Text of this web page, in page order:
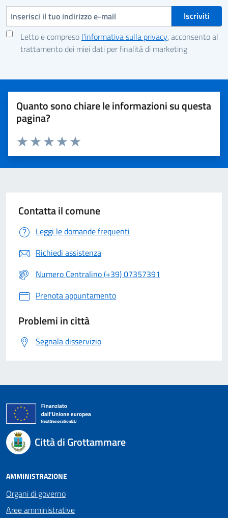
Indirizzo e-mail
Letto e compreso l'informativa sulla privacy, acconsento al
trattamento dei miei dati per finalità di marketing
Quanto sono chiare le informazioni su questa
pagina?
Valuta 5 stelle su 5
Valuta 4 stelle su 5
Valuta 3 stelle su 5
Valuta 2 stelle su 5
Valuta 1 stelle su 5
Contatta il comune
Leggi le domande frequenti
Richiedi assistenza
Numero Centralino (+39) 07357391
Prenota appuntamento
Problemi in città
Segnala disservizio
Città di Grottammare
AMMINISTRAZIONE
Organi di governo
Aree amministrative